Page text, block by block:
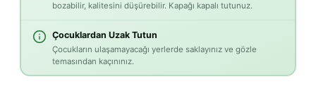
bozabilir, kalitesini düşürebilir. Kapağı kapalı tutunuz.
Çocuklardan Uzak Tutun
Çocukların ulaşamayacağı yerlerde saklayınız ve gözle
temasından kaçınınız.